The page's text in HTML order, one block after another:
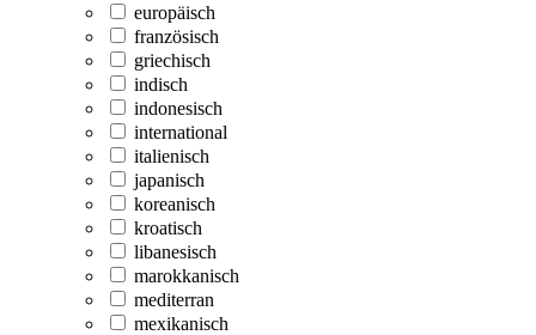
europäisch
französisch
griechisch
indisch
indonesisch
international
italienisch
japanisch
koreanisch
kroatisch
libanesisch
marokkanisch
mediterran
mexikanisch